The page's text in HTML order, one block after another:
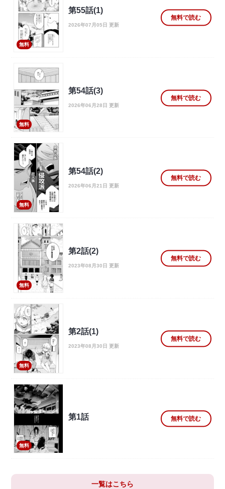
無料
第55話(1)
2026年07月05日 更新
無料で読む
無料
第54話(3)
2026年06月28日 更新
無料で読む
無料
第54話(2)
2026年06月21日 更新
無料で読む
無料
第2話(2)
2023年08月30日 更新
無料で読む
無料
第2話(1)
2023年08月30日 更新
無料で読む
無料
第1話 無料で読む
一覧はこちら